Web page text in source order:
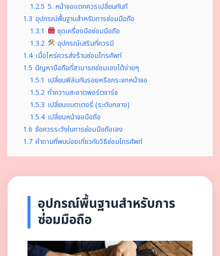
1.2.5 5. หน้าจอแตกควรเปลี่ยนทันที
1.3 อุปกรณ์พื้นฐานสำหรับการซ่อมมือถือ
1.3.1
ชุดเครื่องมือซ่อมมือถือ
1.3.2
อุปกรณ์เสริมที่ควรมี
1.4 เมื่อไหร่ควรส่งร้านซ่อมโทรศัพท์
1.5 ปัญหามือถือที่สามารถซ่อมเองได้ง่ายๆ
1.5.1 เปลี่ยนฟิล์มกันรอยหรือกระจกหน้าจอ
1.5.2 ทำความสะอาดพอร์ตชาร์จ
1.5.3 เปลี่ยนแบตเตอรี่ (ระดับกลาง)
1.5.4 เปลี่ยนหน้าจอมือถือ
1.6 ข้อควรระวังในการซ่อมมือถือเอง
1.7 คำถามที่พบบ่อยเกี่ยวกับวิธีซ่อมโทรศัพท์
อุปกรณ์พื้นฐานสำหรับการ
ซ่อมมือถือ